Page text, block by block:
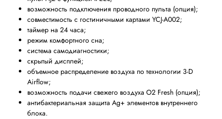
возможность подключения проводного пульта (опция);
совместимость с гостиничными картами YCJ-A002;
таймер на 24 часа;
режим комфортного сна;
система самодиагностики;
скрытый дисплей;
объемное распределение воздуха по технологии 3-D
Airflow;
возможность подачи свежего воздуха O2 Fresh (опция);
антибактериальная защита Ag+ элементов внутреннего
блока.